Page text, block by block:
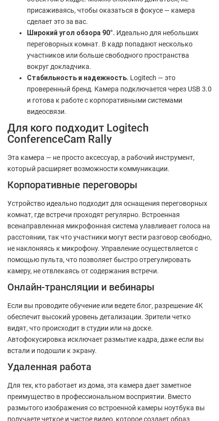
присаживаясь, чтобы оказаться в фокусе — камера
сделает это за вас.
Широкий угол обзора 90°. Идеально для небольших
переговорных комнат. В кадр попадают несколько
участников или больше свободного пространства
вокруг докладчика.
Стабильность и надежность. Logitech — это
проверенный бренд. Камера подключается через USB 3.0
и готова к работе с корпоративными системами
видеосвязи.
Для кого подходит Logitech
ConferenceCam Rally
Эта камера — не просто аксессуар, а рабочий инструмент,
который расширяет возможности коммуникации.
Корпоративные переговоры
Устройство идеально подходит для оснащения переговорных
комнат, где встречи проходят регулярно. Встроенная
всенаправленная микрофонная система улавливает голоса на
расстоянии, так что участники могут вести разговор свободно,
не наклоняясь к микрофону. Управление осуществляется с
помощью пульта, что позволяет быстро отрегулировать
камеру, не отвлекаясь от содержания встречи.
Онлайн-трансляции и вебинары
Если вы проводите обучение или ведете блог, разрешение 4K
обеспечит высокий уровень детализации. Зрители четко
видят, что происходит в студии или на доске.
Автофокусировка исключает размытие кадра, даже если вы
встали и подошли к экрану.
Удаленная работа
Для тех, кто работает из дома, эта камера дает заметное
преимущество в профессиональном восприятии. Вместо
размытого изображения со встроенной камеры ноутбука вы
получаете четкое и чистое видео, которое создает образ